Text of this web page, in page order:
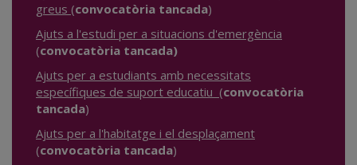
greus (convocatòria tancada)
Ajuts a l'estudi per a situacions d'emergència
(convocatòria tancada)
Ajuts per a estudiants amb necessitats
específiques de suport educatiu (convocatòria
tancada)
Ajuts per a l'habitatge i el desplaçament
(convocatòria tancada)